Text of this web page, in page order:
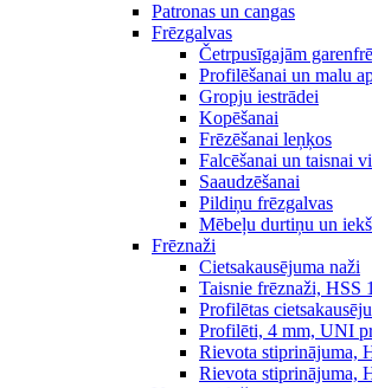
Patronas un cangas
Frēzgalvas
Četrpusīgajām
Profilēšanai un malu
Gropju iestrādei
Kopēšanai
Frēzēšanai leņķos
Falcēšanai un taisnai
Saaudzēšanai
Pildiņu frēzgalvas
Mēbeļu durtiņu un
Frēznaži
Cietsakausējuma naži
Taisnie frēznaži, HSS
Profilētas
Profilēti, 4 mm, UNI
Rievota stiprinājuma,
Rievota stiprinājuma,